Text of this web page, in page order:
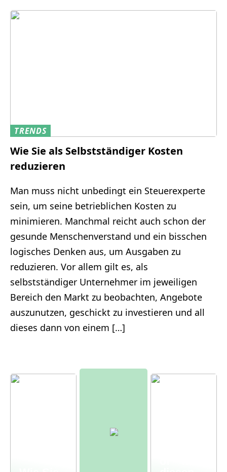
TRENDS
Wie Sie als Selbstständiger Kosten
reduzieren
Man muss nicht unbedingt ein Steuerexperte
sein, um seine betrieblichen Kosten zu
minimieren. Manchmal reicht auch schon der
gesunde Menschenverstand und ein bisschen
logisches Denken aus, um Ausgaben zu
reduzieren. Vor allem gilt es, als
selbstständiger Unternehmer im jeweiligen
Bereich den Markt zu beobachten, Angebote
auszunutzen, geschickt zu investieren und all
dieses dann von einem […]